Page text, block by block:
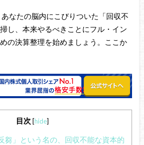
なたの脳内にこびりついた「回収不
し、本来やるべきことにフル・イン
の決算整理を始めましょう。ここか
目次 [hide]
芻」という名の、回収不能な資本的